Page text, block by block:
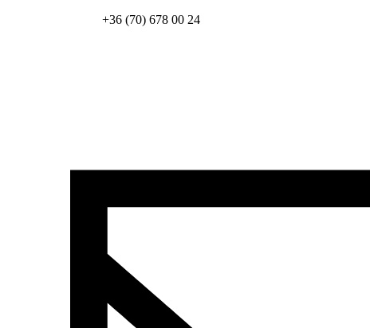
+36 (70) 678 00 24